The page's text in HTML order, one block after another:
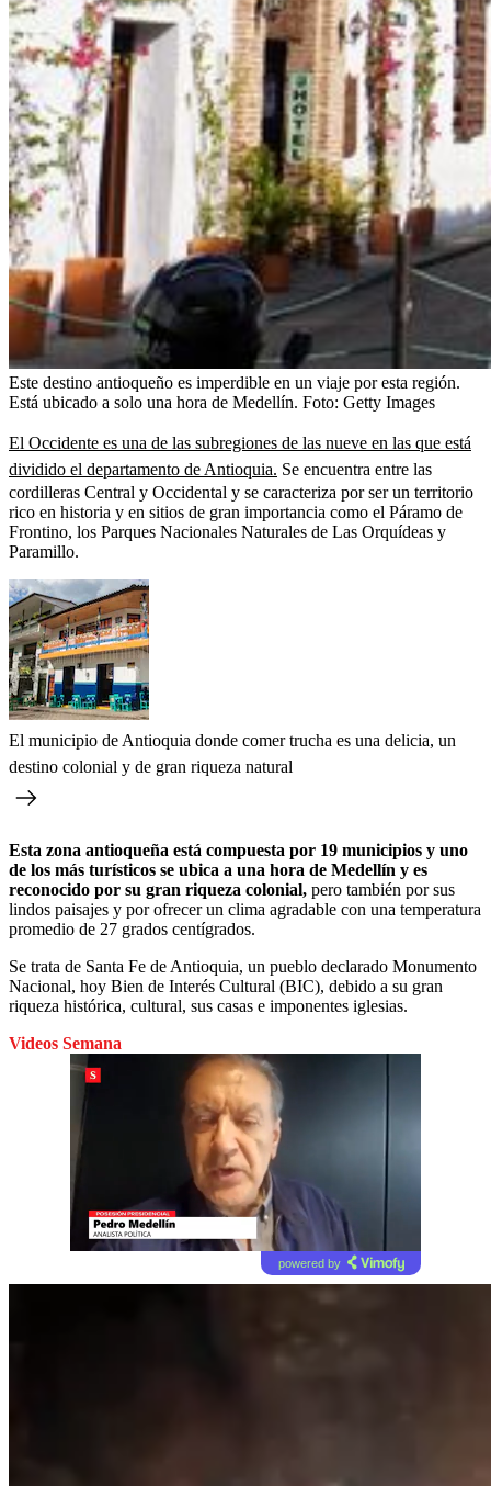
Este destino antioqueño es imperdible en un viaje por esta región.
Está ubicado a solo una hora de Medellín. Foto: Getty Images
El Occidente es una de las subregiones de las nueve en las que está
dividido el departamento de Antioquia. Se encuentra entre las
cordilleras Central y Occidental y se caracteriza por ser un territorio
rico en historia y en sitios de gran importancia como el Páramo de
Frontino, los Parques Nacionales Naturales de Las Orquídeas y
Paramillo.
El municipio de Antioquia donde comer trucha es una delicia, un
destino colonial y de gran riqueza natural
Esta zona antioqueña está compuesta por 19 municipios y uno
de los más turísticos se ubica a una hora de Medellín y es
reconocido por su gran riqueza colonial, pero también por sus
lindos paisajes y por ofrecer un clima agradable con una temperatura
promedio de 27 grados centígrados.
Se trata de Santa Fe de Antioquia, un pueblo declarado Monumento
Nacional, hoy Bien de Interés Cultural (BIC), debido a su gran
riqueza histórica, cultural, sus casas e imponentes iglesias.
Videos Semana
powered by